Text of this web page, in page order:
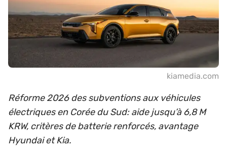
kiamedia.com
Réforme 2026 des subventions aux véhicules
électriques en Corée du Sud: aide jusqu’à 6,8 M
KRW, critères de batterie renforcés, avantage
Hyundai et Kia.